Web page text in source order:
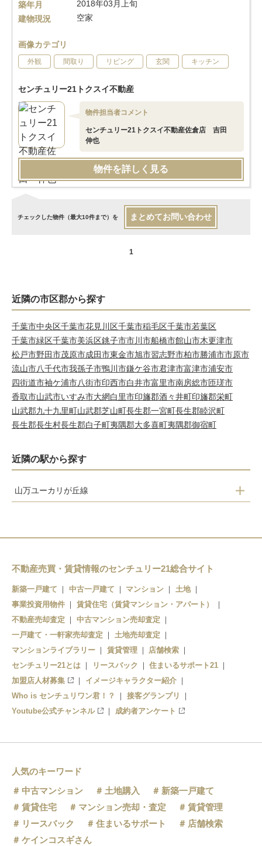
築年月
2018年03月上旬
建物現況
空家
画像カテゴリ
外観 間取り リビング 玄関 キッチン
センチュリー21トクスイ不動産
物件担当者コメント
センチュリー21トクスイ不動産佐倉店 吉田
伸也
物件を詳しく見る
チェックした物件（最大10件まで）を まとめてお問い合わせ
1
近隣の市区郡から探す
千葉市中央区千葉市花見川区千葉市稲毛区千葉市若葉区
千葉市緑区千葉市美浜区銚子市市川市船橋市館山市木更津市
松戸市野田市茂原市成田市東金市旭市習志野市柏市勝浦市市原市
流山市八千代市我孫子市鴨川市鎌ケ谷市君津市富津市浦安市
四街道市袖ケ浦市八街市印西市白井市富里市南房総市匝瑳市
香取市山武市いすみ市大網白里市印旛郡酒々井町印旛郡栄町
山武郡九十九里町山武郡芝山町長生郡一宮町長生郡睦沢町
長生郡長生村長生郡白子町夷隅郡大多喜町夷隅郡御宿町
近隣の駅から探す
山万ユーカリが丘線
井野
公園
不動産売買・賃貸情報のセンチュリー21総合サイト
新築一戸建て 中古一戸建て マンション
土地
事業投資用物件
賃貸住宅（賃貸マンション・アパート）
不動産売却査定
中古マンション売却査定
一戸建て・一軒家売却査定
土地売却査定
マンションライブラリー
賃貸管理
店舗検索
センチュリー21とは
リースバック
住まいるサポート21
加盟店人材募集
イメージキャラクター紹介
Who is センチュリワン君！？
接客グランプリ
Youtube公式チャンネル
成約者アンケート
人気のキーワード
中古マンション
土地購入
新築一戸建て
賃貸住宅
マンション売却・査定
賃貸管理
リースバック
住まいるサポート
店舗検索
ケインコスギさん